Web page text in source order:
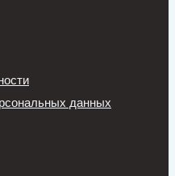
данных